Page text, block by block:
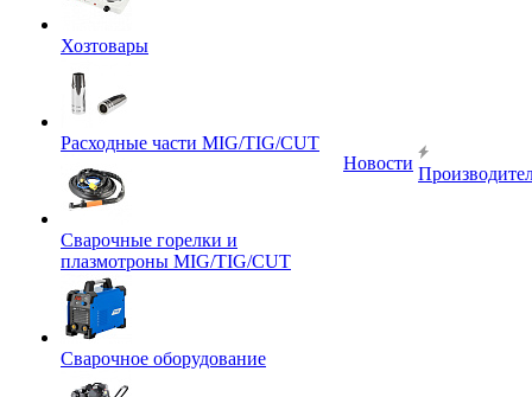
Хозтовары
Расходные части MIG/TIG/CUT
Сварочные горелки и
плазмотроны MIG/TIG/CUT
Сварочное оборудование
Новости